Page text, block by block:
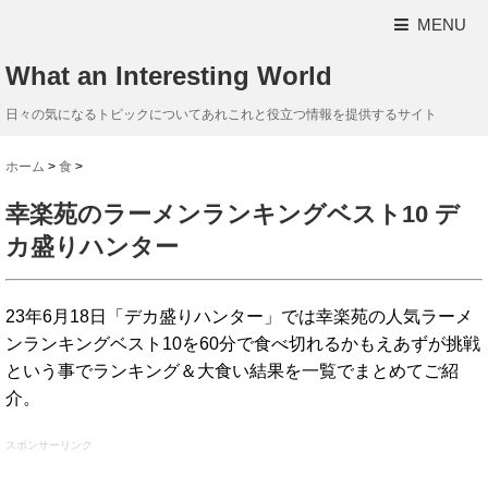
MENU
What an Interesting World
日々の気になるトピックについてあれこれと役立つ情報を提供するサイト
ホーム > 食 >
幸楽苑のラーメンランキングベスト10 デ
カ盛りハンター
23年6月18日「デカ盛りハンター」では幸楽苑の人気ラーメ
ンランキングベスト10を60分で食べ切れるかもえあずが挑戦
という事でランキング＆大食い結果を一覧でまとめてご紹
介。
スポンサーリンク